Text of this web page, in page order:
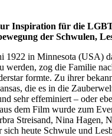
Inspiration für die
der Schwulen,
1922 in Minnesota
werden, zog die Familie
formte. Zu ihrer
die es in die
sehr effeminiert – oder
dem Film wurde zum
Streisand, Nina
heute Schwule und